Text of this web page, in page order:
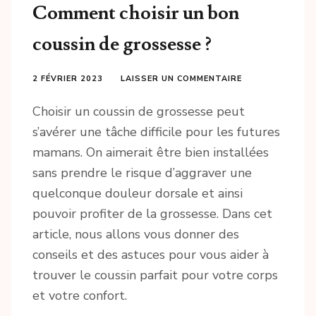
Comment choisir un bon
coussin de grossesse ?
2 FÉVRIER 2023 LAISSER UN COMMENTAIRE
Choisir un coussin de grossesse peut
s’avérer une tâche difficile pour les futures
mamans. On aimerait être bien installées
sans prendre le risque d’aggraver une
quelconque douleur dorsale et ainsi
pouvoir profiter de la grossesse. Dans cet
article, nous allons vous donner des
conseils et des astuces pour vous aider à
trouver le coussin parfait pour votre corps
et votre confort.